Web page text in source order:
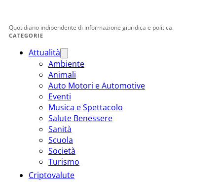
Quotidiano indipendente di informazione giuridica e politica.
CATEGORIE
Attualità
Ambiente
Animali
Auto Motori e Automotive
Eventi
Musica e Spettacolo
Salute Benessere
Sanità
Scuola
Società
Turismo
Criptovalute